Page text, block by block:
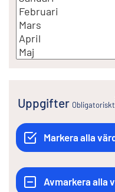
Uppgifter Obligatoriskt